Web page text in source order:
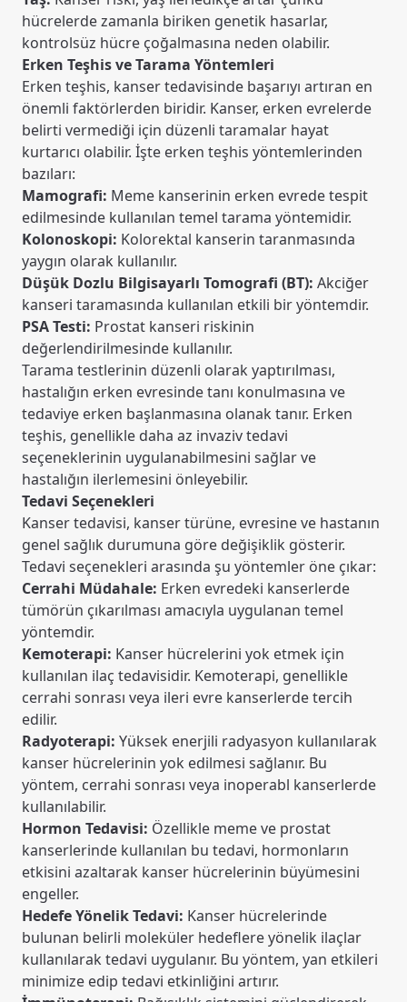
hücrelerde zamanla biriken genetik hasarlar,
kontrolsüz hücre çoğalmasına neden olabilir.
Erken Teşhis ve Tarama Yöntemleri
Erken teşhis, kanser tedavisinde başarıyı artıran en
önemli faktörlerden biridir. Kanser, erken evrelerde
belirti vermediği için düzenli taramalar hayat
kurtarıcı olabilir. İşte erken teşhis yöntemlerinden
bazıları:
Mamografi: Meme kanserinin erken evrede tespit
edilmesinde kullanılan temel tarama yöntemidir.
Kolonoskopi: Kolorektal kanserin taranmasında
yaygın olarak kullanılır.
Düşük Dozlu Bilgisayarlı Tomografi (BT): Akciğer
kanseri taramasında kullanılan etkili bir yöntemdir.
PSA Testi: Prostat kanseri riskinin
değerlendirilmesinde kullanılır.
Tarama testlerinin düzenli olarak yaptırılması,
hastalığın erken evresinde tanı konulmasına ve
tedaviye erken başlanmasına olanak tanır. Erken
teşhis, genellikle daha az invaziv tedavi
seçeneklerinin uygulanabilmesini sağlar ve
hastalığın ilerlemesini önleyebilir.
Tedavi Seçenekleri
Kanser tedavisi, kanser türüne, evresine ve hastanın
genel sağlık durumuna göre değişiklik gösterir.
Tedavi seçenekleri arasında şu yöntemler öne çıkar:
Cerrahi Müdahale: Erken evredeki kanserlerde
tümörün çıkarılması amacıyla uygulanan temel
yöntemdir.
Kemoterapi: Kanser hücrelerini yok etmek için
kullanılan ilaç tedavisidir. Kemoterapi, genellikle
cerrahi sonrası veya ileri evre kanserlerde tercih
edilir.
Radyoterapi: Yüksek enerjili radyasyon kullanılarak
kanser hücrelerinin yok edilmesi sağlanır. Bu
yöntem, cerrahi sonrası veya inoperabl kanserlerde
kullanılabilir.
Hormon Tedavisi: Özellikle meme ve prostat
kanserlerinde kullanılan bu tedavi, hormonların
etkisini azaltarak kanser hücrelerinin büyümesini
engeller.
Hedefe Yönelik Tedavi: Kanser hücrelerinde
bulunan belirli moleküler hedeflere yönelik ilaçlar
kullanılarak tedavi uygulanır. Bu yöntem, yan etkileri
minimize edip tedavi etkinliğini artırır.